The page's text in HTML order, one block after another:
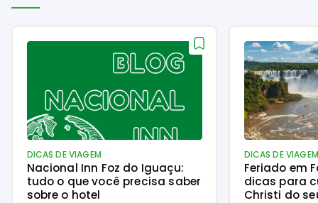
DICAS DE VIAGEM
Nacional Inn Foz do Iguaçu:
tudo o que você precisa saber
sobre o hotel
DICAS DE VIAGEM
Feriado em
dicas para
Christi do